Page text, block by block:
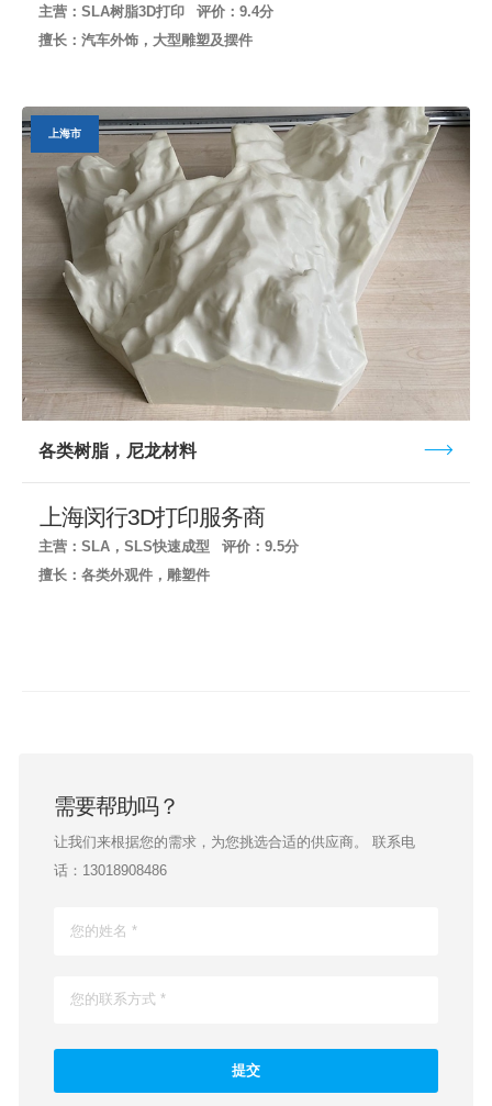
主营：SLA树脂3D打印
评价：9.4分
擅长：汽车外饰，大型雕塑及摆件
上海闵行3D打印服务商
上海市
各类树脂，尼龙材料
主营：SLA，SLS快速成型
评价：9.5分
擅长：各类外观件，雕塑件
需要帮助吗？
让我们来根据您的需求，为您挑选合适的供应商。 联系电
话：13018908486